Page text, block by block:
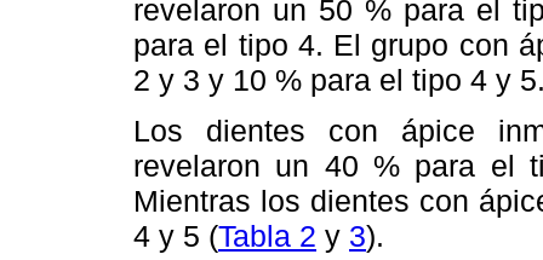
revelaron un 50 % para el
para el tipo 4. El grupo con
2 y 3 y 10 % para el tipo 4 y
Los dientes con ápice
revelaron un 40 % para
Mientras los dientes con
4 y 5 (Tabla 2 y 3).